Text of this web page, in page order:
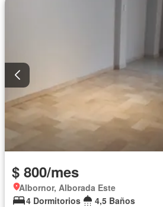
$ 800/mes
Albornor, Alborada Este
4 Dormitorios
4,5 Baños